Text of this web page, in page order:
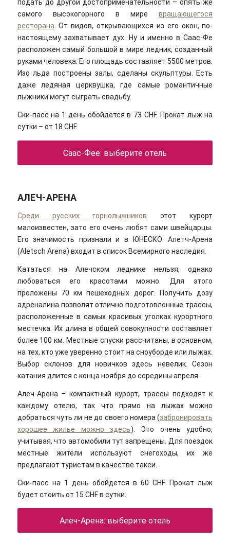
подать до другой достопримечательности – опять же
самого высокогорного в миревращающегося
ресторана. От видов, открывающихся из его окон, по-
настоящему захватывает дух. Ну и именно в Саас-Фе
расположен самый большой в мире ледник, созданный
руками человека. Его площадь составляет 5500 метров.
Изо льда построены залы, сделаны скульптуры. Есть
даже ледяная церквушка, где самые романтичные
лыжники могут сыграть свадьбу.
Ски-пасс на 1 день обойдется в 73 CHF. Прокат лыж на
сутки – от 18 CHF.
Саас-Фее: выберите отель
АЛЕЧ-АРЕНА
Среди русских горнолыжников этот курорт
малоизвестен, зато его очень любят сами швейцарцы.
Его значимость признали и в ЮНЕСКО: Алетч-Арена
(Aletsch Arena) входит в список Всемирного наследия.
Кататься на Алечском леднике нельзя, однако
любоваться его красотами можно. Для этого
проложены 70 км пешеходных дорог. Получить дозу
адреналина позволят отлично подготовленные трассы,
расположенные в самых красивых уголках курортного
местечка. Их длина в общей совокупности составляет
более 100 км. Местные спуски рассчитаны, в основном,
на тех, кто уже уверенно стоит на сноуборде или лыжах.
Выбор склонов для новичков здесь невелик. Сезон
катания длится с конца ноября до середины апреля.
Алеч-Арена – компактный курорт, трассы подходят к
каждому отелю, так что прямо на лыжах можно
добраться чуть ли не до своего номера (забронировать
хорошее жилье можно здесь). Это очень удобно,
учитывая, что автомобили тут запрещены. Для поездок
местные жители используют снегоходы, их же
предлагают туристам в качестве такси.
Ски-пасс на 1 день обойдется в 60 CHF. Прокат лыж
будет стоить от 15 CHF в сутки.
Алеч-Арена: выберите отель